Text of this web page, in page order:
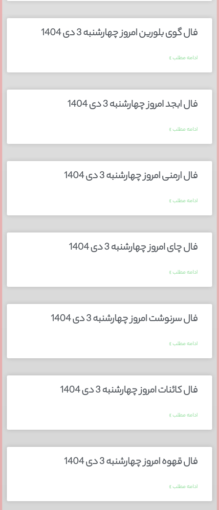
فال گوی بلورین امروز چهارشنبه 3 دی 1404
ادامه مطلب »
فال ابجد امروز چهارشنبه 3 دی 1404
ادامه مطلب »
فال ارمنی امروز چهارشنبه 3 دی 1404
ادامه مطلب »
فال چای امروز چهارشنبه 3 دی 1404
ادامه مطلب »
فال سرنوشت امروز چهارشنبه 3 دی 1404
ادامه مطلب »
فال کائنات امروز چهارشنبه 3 دی 1404
ادامه مطلب »
فال قهوه امروز چهارشنبه 3 دی 1404
ادامه مطلب »